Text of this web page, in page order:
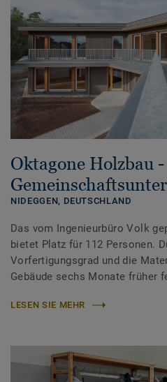
Oktagone Holzbau -
NIDEGGEN, DEUTSCHLAND
Das vom Ingenieurbüro Volk
bietet Platz für 112 Personen.
Vorfertigungsgrad und die
Gebäude sechs Monate früher
LESEN SIE MEHR